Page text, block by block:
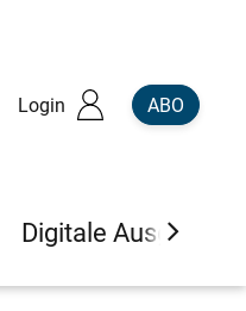
Login ABO
Digitale Ausgaben